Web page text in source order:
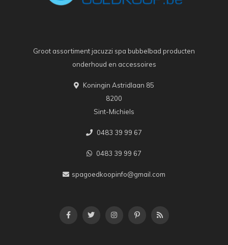
Groot assortiment jacuzzi spa bubbelbad producten
onderhoud en accessoires
Koningin Astridlaan 85
8200
Sint-Michiels
0483 39 99 67
0483 39 99 67
spagoedkoopinfo@gmail.com